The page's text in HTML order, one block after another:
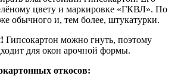
цвету и маркировке «ГКВЛ». По
обычного и, тем более, штукатурки.
Гипсокартон можно гнуть, поэтому
для окон арочной формы.
откосов: